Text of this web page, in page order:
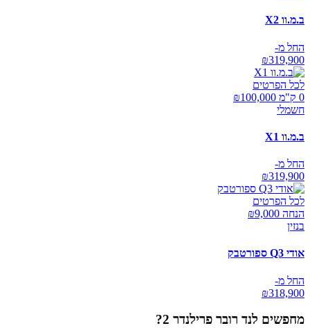
ב.מ.וו X2
החל מ-
₪319,900
לכל הפרטים
0 ק"מ ₪
100,000
חשמלי
ב.מ.וו X1
החל מ-
₪319,900
לכל הפרטים
הנחה ₪ 9,000
בנזין
אודי Q3 ספורטבק
החל מ-
₪318,900
מחפשים לנד רובר פרילנדר 2 ?